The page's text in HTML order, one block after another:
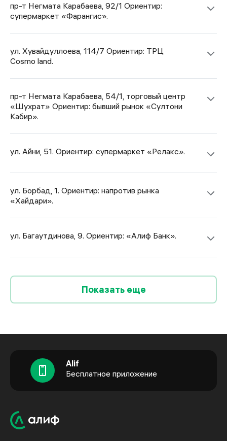
пр-т Негмата Карабаева, 92/1 Ориентир:
супермаркет «Фарангис».
ул. Хувайдуллоева, 114/7 Ориентир: ТРЦ
Cosmo land.
пр-т Негмата Карабаева, 54/1, торговый центр
«Шухрат» Ориентир: бывший рынок «Султони
Кабир».
ул. Айни, 51. Ориентир: супермаркет «Релакс».
ул. Борбад, 1. Ориентир: напротив рынка
«Хайдари».
ул. Багаутдинова, 9. Ориентир: «Алиф Банк».
Показать еще
Alif
Бесплатное приложение